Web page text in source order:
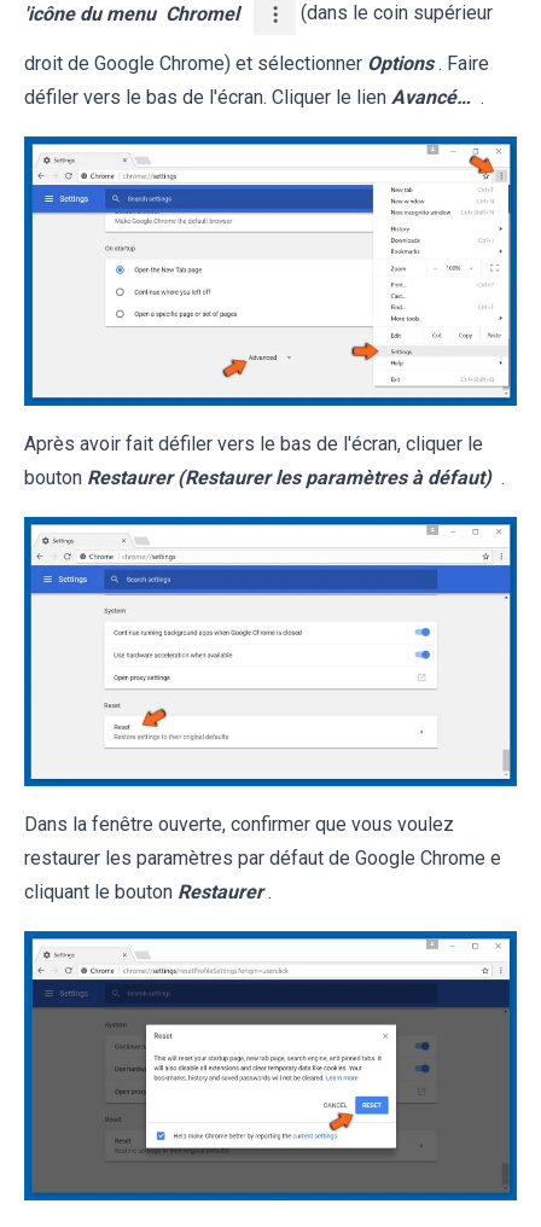
'icône du menu Chromel (dans le coin supérieur
droit de Google Chrome) et sélectionner Options . Faire
défiler vers le bas de l'écran. Cliquer le lien Avancé… .
Après avoir fait défiler vers le bas de l'écran, cliquer le
bouton Restaurer (Restaurer les paramètres à défaut) .
Dans la fenêtre ouverte, confirmer que vous voulez
restaurer les paramètres par défaut de Google Chrome e
cliquant le bouton Restaurer .